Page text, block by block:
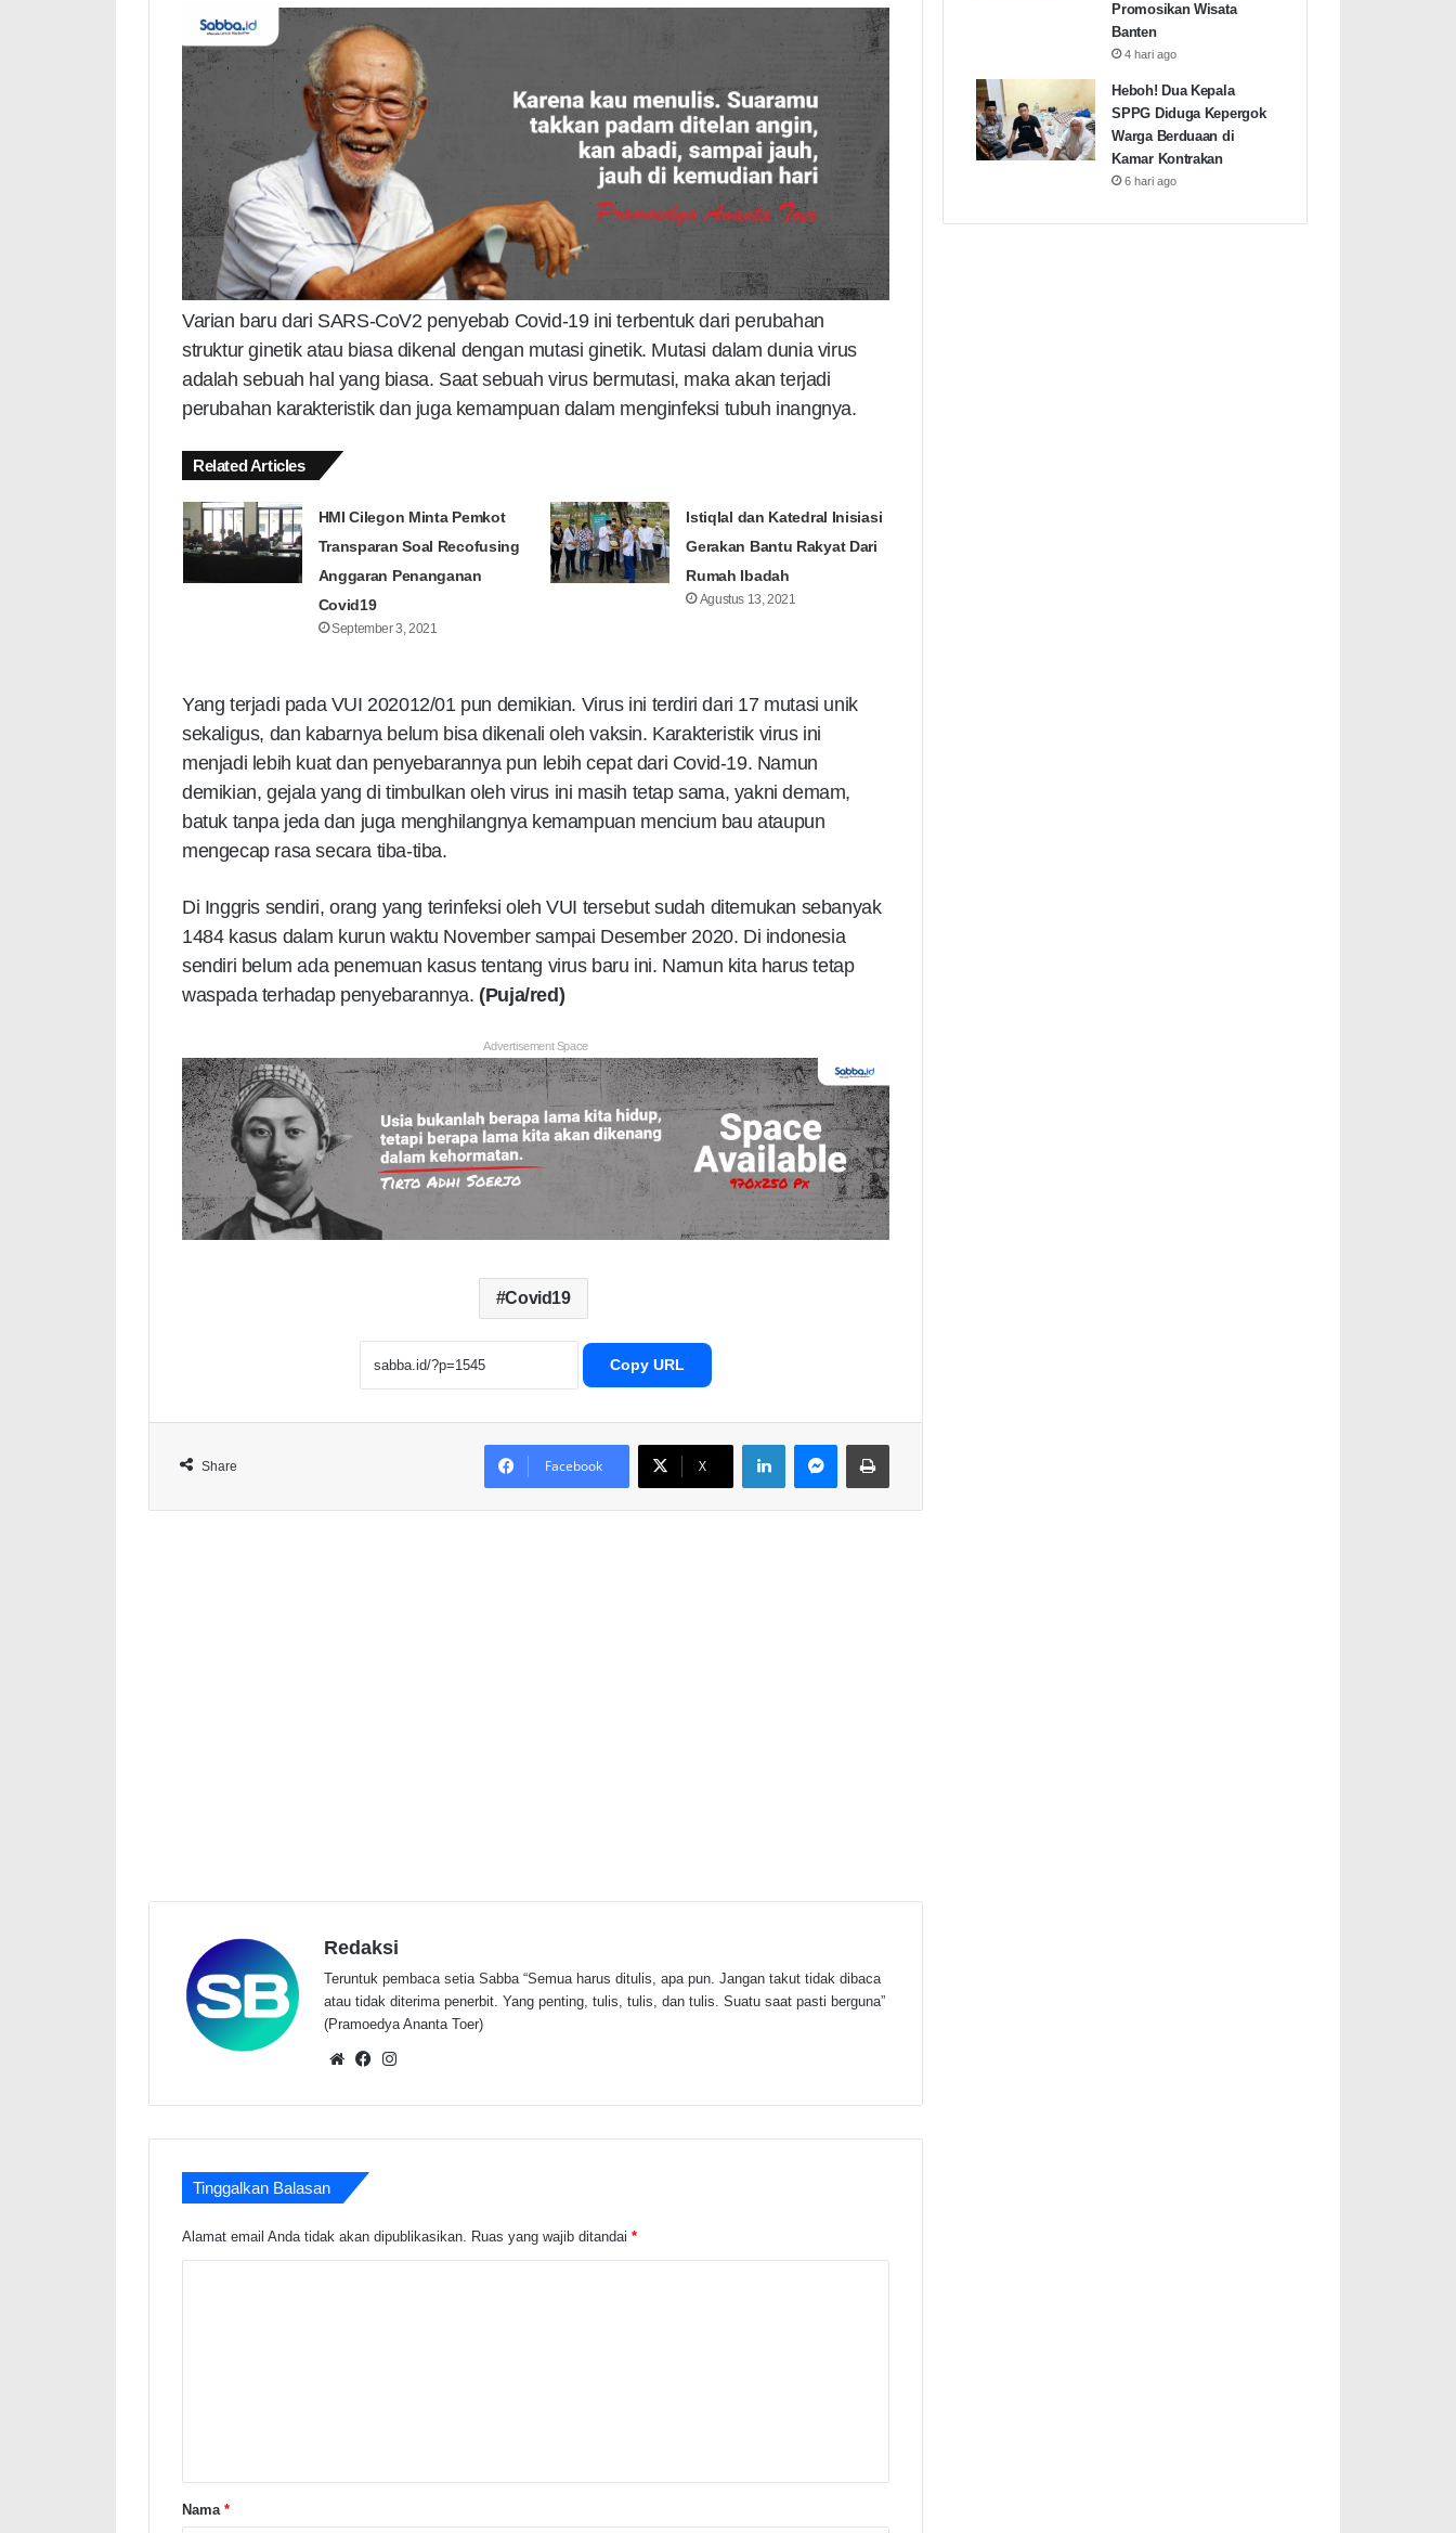
Varian baru dari SARS-CoV2 penyebab Covid-19 ini terbentuk dari perubahan
struktur ginetik atau biasa dikenal dengan mutasi ginetik. Mutasi dalam dunia virus
adalah sebuah hal yang biasa. Saat sebuah virus bermutasi, maka akan terjadi
perubahan karakteristik dan juga kemampuan dalam menginfeksi tubuh inangnya.
Related Articles
HMI Cilegon Minta Pemkot
Transparan Soal Recofusing
Anggaran Penanganan
Covid19
September 3, 2021
Istiqlal dan Katedral Inisiasi
Gerakan Bantu Rakyat Dari
Rumah Ibadah
Agustus 13, 2021
Yang terjadi pada VUI 202012/01 pun demikian. Virus ini terdiri dari 17 mutasi unik
sekaligus, dan kabarnya belum bisa dikenali oleh vaksin. Karakteristik virus ini
menjadi lebih kuat dan penyebarannya pun lebih cepat dari Covid-19. Namun
demikian, gejala yang di timbulkan oleh virus ini masih tetap sama, yakni demam,
batuk tanpa jeda dan juga menghilangnya kemampuan mencium bau ataupun
mengecap rasa secara tiba-tiba.
Di Inggris sendiri, orang yang terinfeksi oleh VUI tersebut sudah ditemukan sebanyak
1484 kasus dalam kurun waktu November sampai Desember 2020. Di indonesia
sendiri belum ada penemuan kasus tentang virus baru ini. Namun kita harus tetap
waspada terhadap penyebarannya. (Puja/red)
Advertisement Space
Covid19
Copy URL
Share Facebook X
LinkedInMessengerPrint
Redaksi
Teruntuk pembaca setia Sabba “Semua harus ditulis, apa pun. Jangan takut tidak dibaca
atau tidak diterima penerbit. Yang penting, tulis, tulis, dan tulis. Suatu saat pasti berguna”
(Pramoedya Ananta Toer)
WebsiteFacebook
Tinggalkan Balasan
Alamat email Anda tidak akan dipublikasikan. Ruas yang wajib ditandai *
rNama *
Promosikan Wisata
Banten
4 hari ago
Heboh! Dua Kepala
SPPG Diduga Kepergok
Warga Berduaan di
Kamar Kontrakan
6 hari ago